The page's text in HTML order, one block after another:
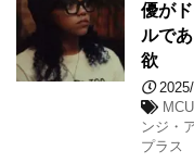
優が
ルで
欲
MCU
ンジ・
プラス